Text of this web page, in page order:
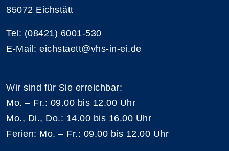
85072 Eichstätt
Tel: (08421) 6001-530
E-Mail: eichstaett@vhs-in-ei.de
Wir sind für Sie erreichbar:
Mo. – Fr.: 09.00 bis 12.00 Uhr
Mo., Di., Do.: 14.00 bis 16.00 Uhr
Ferien: Mo. – Fr.: 09.00 bis 12.00 Uhr